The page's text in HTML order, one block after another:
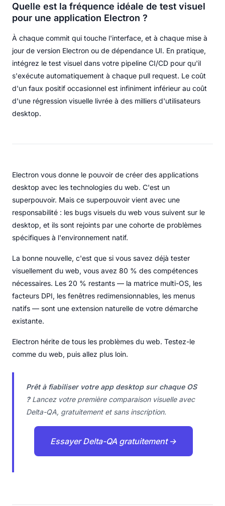
Quelle est la fréquence idéale de test visuel
pour une application Electron ?
À chaque commit qui touche l'interface, et à chaque mise à
jour de version Electron ou de dépendance UI. En pratique,
intégrez le test visuel dans votre pipeline CI/CD pour qu'il
s'exécute automatiquement à chaque pull request. Le coût
d'un faux positif occasionnel est infiniment inférieur au coût
d'une régression visuelle livrée à des milliers d'utilisateurs
desktop.
Electron vous donne le pouvoir de créer des applications
desktop avec les technologies du web. C'est un
superpouvoir. Mais ce superpouvoir vient avec une
responsabilité : les bugs visuels du web vous suivent sur le
desktop, et ils sont rejoints par une cohorte de problèmes
spécifiques à l'environnement natif.
La bonne nouvelle, c'est que si vous savez déjà tester
visuellement du web, vous avez 80 % des compétences
nécessaires. Les 20 % restants — la matrice multi-OS, les
facteurs DPI, les fenêtres redimensionnables, les menus
natifs — sont une extension naturelle de votre démarche
existante.
Electron hérite de tous les problèmes du web. Testez-le
comme du web, puis allez plus loin.
Prêt à fiabiliser votre app desktop sur chaque OS
?Lancez votre première comparaison visuelle avec
Delta-QA, gratuitement et sans inscription.
Essayer Delta-QA gratuitement →